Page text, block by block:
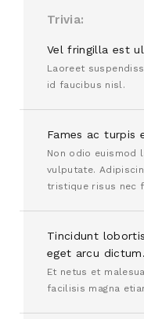
Trivia
Vel fringilla est
Laoreet
id faucibus nisl.
Fames ac turpis
Non odio euismod
vulputate.
tristique risus nec
Tincidunt
eget arcu dictum.
Et netus et
facilisis magna